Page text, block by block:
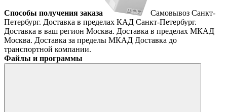
Способы получения заказа Самовывоз Санкт-
Петербург. Доставка в пределах КАД Санкт-Петербург.
Доставка в ваш регион Москва. Доставка в пределах МКАД
Москва. Доставка за пределы МКАД Доставка до
транспортной компании.
Файлы и программы